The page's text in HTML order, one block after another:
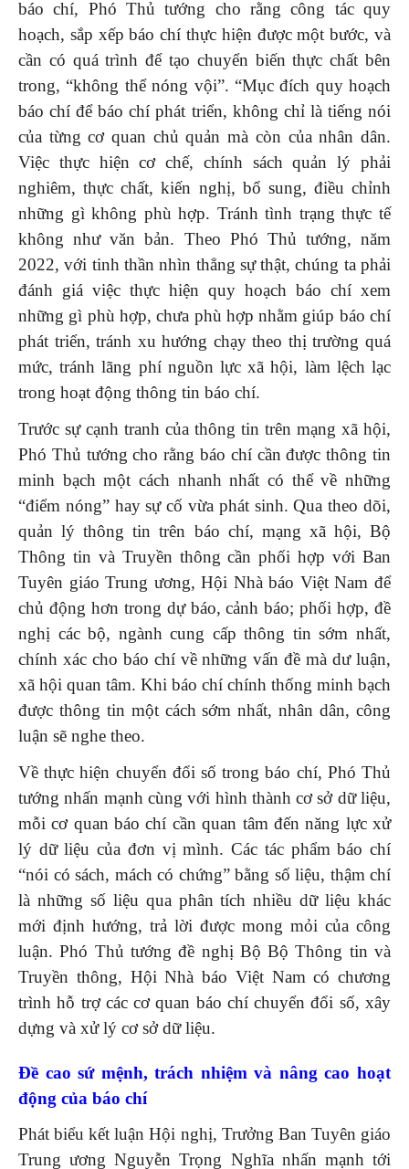
báo chí, Phó Thủ tướng cho rằng công tác quy
hoạch, sắp xếp báo chí thực hiện được một bước, và
cần có quá trình để tạo chuyển biến thực chất bên
trong, “không thể nóng vội”. “Mục đích quy hoạch
báo chí để báo chí phát triển, không chỉ là tiếng nói
của từng cơ quan chủ quản mà còn của nhân dân.
Việc thực hiện cơ chế, chính sách quản lý phải
nghiêm, thực chất, kiến nghị, bổ sung, điều chỉnh
những gì không phù hợp. Tránh tình trạng thực tế
không như văn bản. Theo Phó Thủ tướng, năm
2022, với tinh thần nhìn thẳng sự thật, chúng ta phải
đánh giá việc thực hiện quy hoạch báo chí xem
những gì phù hợp, chưa phù hợp nhằm giúp báo chí
phát triển, tránh xu hướng chạy theo thị trường quá
mức, tránh lãng phí nguồn lực xã hội, làm lệch lạc
trong hoạt động thông tin báo chí.
Trước sự cạnh tranh của thông tin trên mạng xã hội,
Phó Thủ tướng cho rằng báo chí cần được thông tin
minh bạch một cách nhanh nhất có thể về những
“điểm nóng” hay sự cố vừa phát sinh. Qua theo dõi,
quản lý thông tin trên báo chí, mạng xã hội, Bộ
Thông tin và Truyền thông cần phối hợp với Ban
Tuyên giáo Trung ương, Hội Nhà báo Việt Nam để
chủ động hơn trong dự báo, cảnh báo; phối hợp, đề
nghị các bộ, ngành cung cấp thông tin sớm nhất,
chính xác cho báo chí về những vấn đề mà dư luận,
xã hội quan tâm. Khi báo chí chính thống minh bạch
được thông tin một cách sớm nhất, nhân dân, công
luận sẽ nghe theo.
Về thực hiện chuyển đổi số trong báo chí, Phó Thủ
tướng nhấn mạnh cùng với hình thành cơ sở dữ liệu,
mỗi cơ quan báo chí cần quan tâm đến năng lực xử
lý dữ liệu của đơn vị mình. Các tác phẩm báo chí
“nói có sách, mách có chứng” bằng số liệu, thậm chí
là những số liệu qua phân tích nhiều dữ liệu khác
mới định hướng, trả lời được mong mỏi của công
luận. Phó Thủ tướng đề nghị Bộ Bộ Thông tin và
Truyền thông, Hội Nhà báo Việt Nam có chương
trình hỗ trợ các cơ quan báo chí chuyển đổi số, xây
dựng và xử lý cơ sở dữ liệu.
Đề cao sứ mệnh, trách nhiệm và nâng cao hoạt
động của báo chí
Phát biểu kết luận Hội nghị, Trưởng Ban Tuyên giáo
Trung ương Nguyễn Trọng Nghĩa nhấn mạnh tới